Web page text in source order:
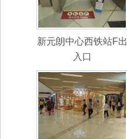
新元朗中心西铁站F出
入口